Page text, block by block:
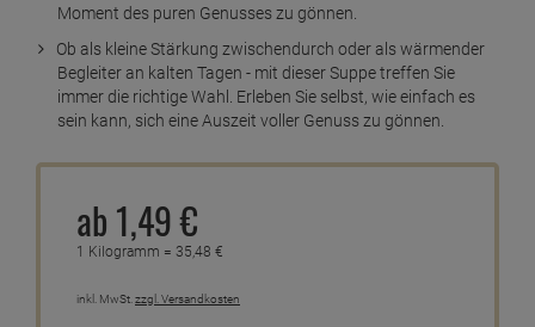
Moment des puren Genusses zu gönnen.
Ob als kleine Stärkung zwischendurch oder als wärmender
Begleiter an kalten Tagen - mit dieser Suppe treffen Sie
immer die richtige Wahl. Erleben Sie selbst, wie einfach es
sein kann, sich eine Auszeit voller Genuss zu gönnen.
ab 1,49€
1 Kilogramm = 35,48 €
inkl. MwSt. zzgl. Versandkosten